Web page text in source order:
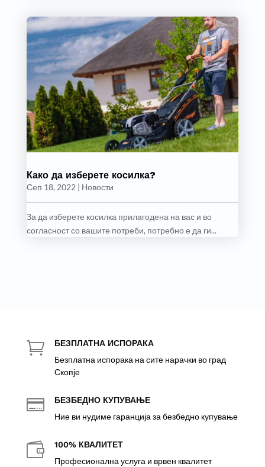
Како да изберете косилка?
Сеп 18, 2022| Новости
За да изберете косилка прилагодена на вас и во
согласност со вашите потреби, потребно е да ги...
 БЕЗПЛАТНА ИСПОРАКА
Безплатна испорака на сите нарачки во град
Скопје
 БЕЗБЕДНО КУПУВАЊЕ
Ние ви нудиме гаранција за безбедно купување
 100% КВАЛИТЕТ
Професионална услуга и врвен квалитет